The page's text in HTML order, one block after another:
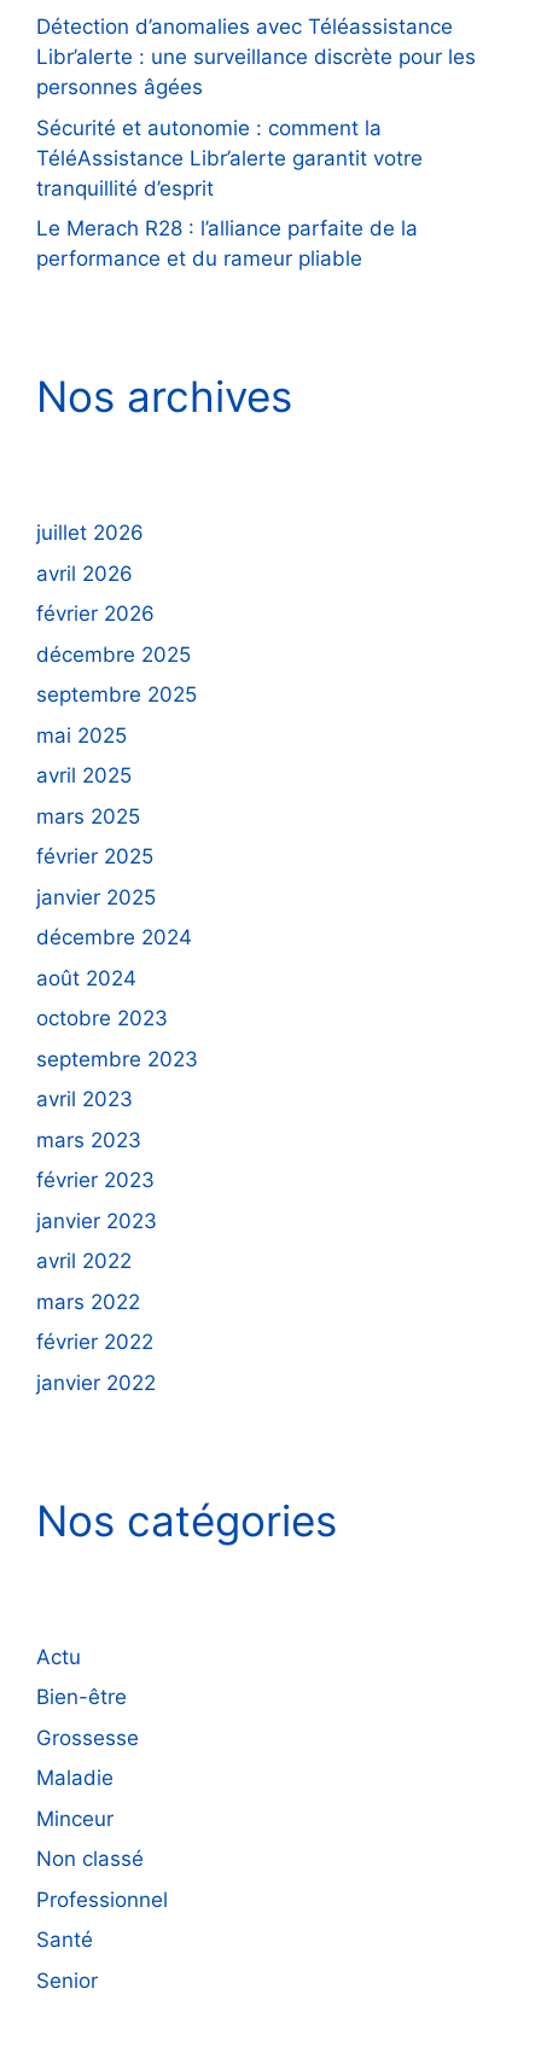
Détection d’anomalies avec Téléassistance
Libr’alerte : une surveillance discrète pour les
personnes âgées
Sécurité et autonomie : comment la
TéléAssistance Libr’alerte garantit votre
tranquillité d’esprit
Le Merach R28 : l’alliance parfaite de la
performance et du rameur pliable
Nos archives
juillet 2026
avril 2026
février 2026
décembre 2025
septembre 2025
mai 2025
avril 2025
mars 2025
février 2025
janvier 2025
décembre 2024
août 2024
octobre 2023
septembre 2023
avril 2023
mars 2023
février 2023
janvier 2023
avril 2022
mars 2022
février 2022
janvier 2022
Nos catégories
Actu
Bien-être
Grossesse
Maladie
Minceur
Non classé
Professionnel
Santé
Senior